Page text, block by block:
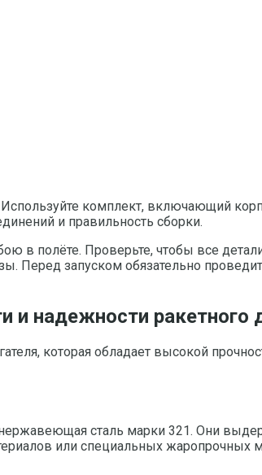
комплект, включающий
и правильность сборки.
в полёте. Проверьте, чтобы все
Перед запуском обязательно
и надежности ракетного
которая обладает высокой
сталь марки 321. Они
или специальных жаропрочных